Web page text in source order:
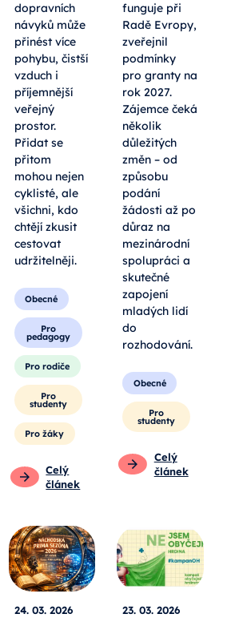
dopravních
návyků může
přinést více
pohybu, čistší
vzduch i
příjemnější
veřejný
prostor.
Přidat se
přitom
mohou nejen
cyklisté, ale
všichni, kdo
chtějí zkusit
cestovat
udržitelněji.
Obecné
Pro
pedagogy
Pro rodiče
Pro
studenty
Pro žáky
Celý
článek
funguje při
Radě Evropy,
zveřejnil
podmínky
pro granty na
rok 2027.
Zájemce čeká
několik
důležitých
změn – od
způsobu
podání
žádosti až po
důraz na
mezinárodní
spolupráci a
skutečné
zapojení
mladých lidí
do
rozhodování.
Obecné
Pro
studenty
Celý
článek
24. 03. 2026 23. 03. 2026